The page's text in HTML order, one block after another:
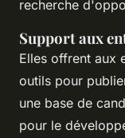
recherche
Support aux
Elles offrent aux
outils pour
une base de
pour le